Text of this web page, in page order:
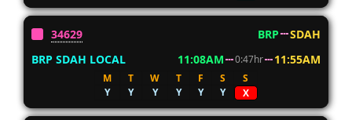
34629 BRP
SDAH
BRP SDAH LOCAL
11:08AM 0:47hr 11:55AM
M T W T F S
S
Y
Y Y Y Y Y X